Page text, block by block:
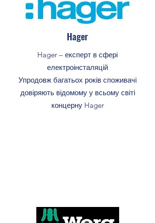
Hager
Hager – експерт в сфері
електроінсталяцій
Упродовж багатьох років споживачі
довіряють відомому у всьому світі
концерну Hager